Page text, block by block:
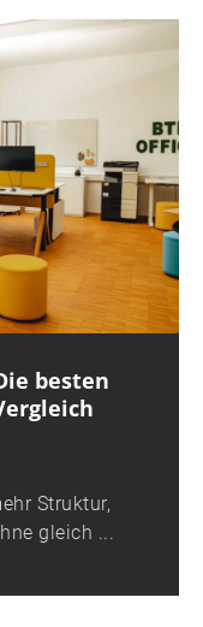
besten
Struktur,
gleich ...